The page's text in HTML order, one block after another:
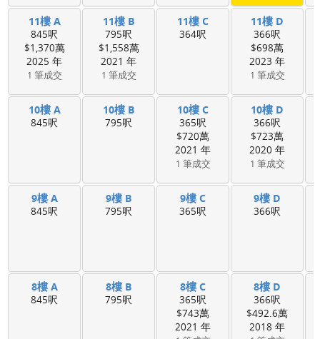
11樓 A
845呎
$1,370萬
2025 年
1 筆成交
11樓 B
795呎
$1,558萬
2021 年
1 筆成交
11樓 C
364呎
11樓 D
366呎
$698萬
2023 年
1 筆成交
10樓 A
845呎
10樓 B
795呎
10樓 C
365呎
$720萬
2021 年
1 筆成交
10樓 D
366呎
$723萬
2020 年
1 筆成交
9樓 A
845呎
9樓 B
795呎
9樓 C
365呎
9樓 D
366呎
8樓 A
845呎
8樓 B
795呎
8樓 C
365呎
$743萬
2021 年
8樓 D
366呎
$492.6萬
2018 年